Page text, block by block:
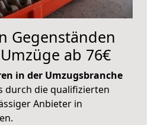
Gegenständen
ab 76€
in der Umzugsbranche
durch die qualifizierten
Anbieter in